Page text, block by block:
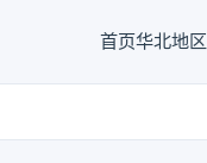
首页华北地区